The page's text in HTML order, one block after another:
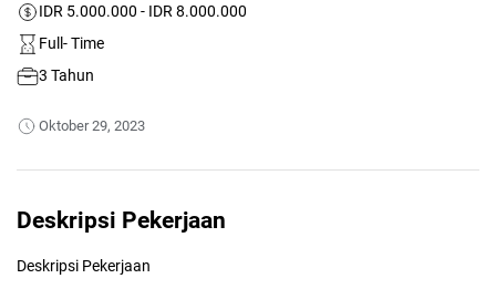
IDR 5.000.000 - IDR 8.000.000
Full- Time
3 Tahun
Oktober 29, 2023
Deskripsi Pekerjaan
Deskripsi Pekerjaan